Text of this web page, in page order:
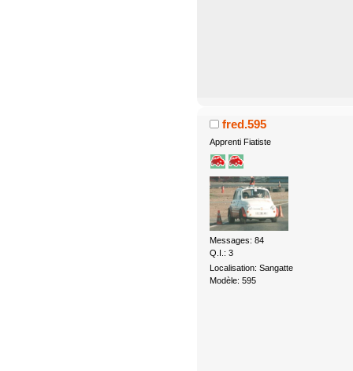
fred.595
Apprenti Fiatiste
Messages: 84
Q.I.: 3
Localisation: Sangatte
Modèle: 595